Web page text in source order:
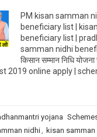
PM kisan samman
beneficiary list |
beneficiary list |
samman nidhi
किसान सम्मान निधि
2019 online apply |
yojana
nidhi, kisan